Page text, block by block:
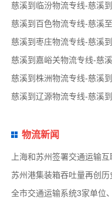
慈溪到临汾物流专线-慈溪
慈溪到百色物流专线-慈溪
慈溪到枣庄物流专线-慈溪
慈溪到嘉峪关物流专线-慈
慈溪到株洲物流专线-慈溪
慈溪到辽源物流专线-慈溪
物流新闻
上海和苏州签署交通运输
苏州港集装箱吞吐量再创历